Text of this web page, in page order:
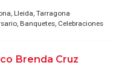
Lleida, Tarragona
Banquetes, Celebraciones
Brenda Cruz